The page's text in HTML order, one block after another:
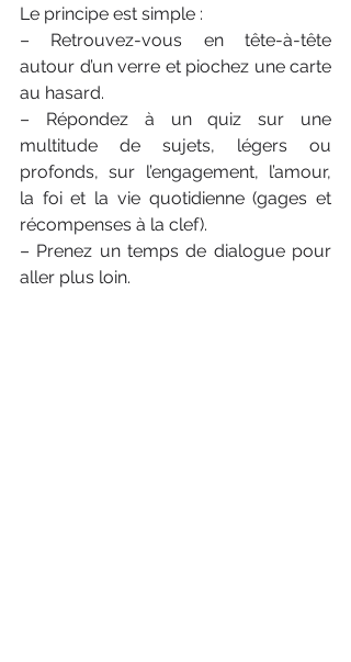
Le principe est simple :
– Retrouvez-vous en tête-à-tête
autour d’un verre et piochez une carte
au hasard.
– Répondez à un quiz sur une
multitude de sujets, légers ou
profonds, sur l’engagement, l’amour,
la foi et la vie quotidienne (gages et
récompenses à la clef).
– Prenez un temps de dialogue pour
aller plus loin.